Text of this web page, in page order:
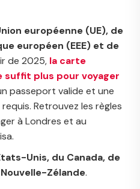
européenne (UE), de
européen (EEE) et de
de 2025, la carte
suffit plus pour voyager
passeport valide et une
Retrouvez les règles
à Londres et au
Unis, du Canada, de
Zélande.